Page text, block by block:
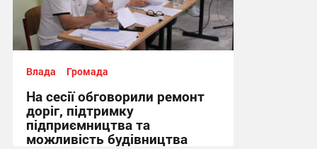
Влада Громада
На сесії обговорили ремонт
доріг, підтримку
підприємництва та
можливість будівництва